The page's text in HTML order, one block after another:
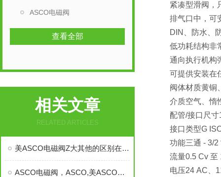
ASCO电磁阀
查看全部
相关文章
RELATED ARTICLES
美ASCO电磁阀Z大其他的区别在于哪里，美ASCO电磁阀
ASCO电磁阀，ASCO,美ASCO电磁阀，阿斯卡电磁阀
紧凑型滑阀，只
排气口中，可安
DIN、防水、防
低功耗结构非常
通向执行机构弹
可提供安装在任
阀体材质黄铜
介质空气、惰
配管/接口尺寸
接口类型G
功能三通 - 3/2
流量0.5 Cv 至
电压24 AC、